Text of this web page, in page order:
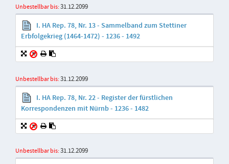
Unbestellbar bis:31.12.2099
I. HA Rep. 78, Nr. 13 - Sammelband zum Stettiner
Erbfolgekrieg (1464-1472) - 1236 - 1492
Unbestellbar bis:31.12.2099
I. HA Rep. 78, Nr. 22 - Register der fürstlichen
Korrespondenzen mit Nürnb - 1236 - 1482
Unbestellbar bis:31.12.2099